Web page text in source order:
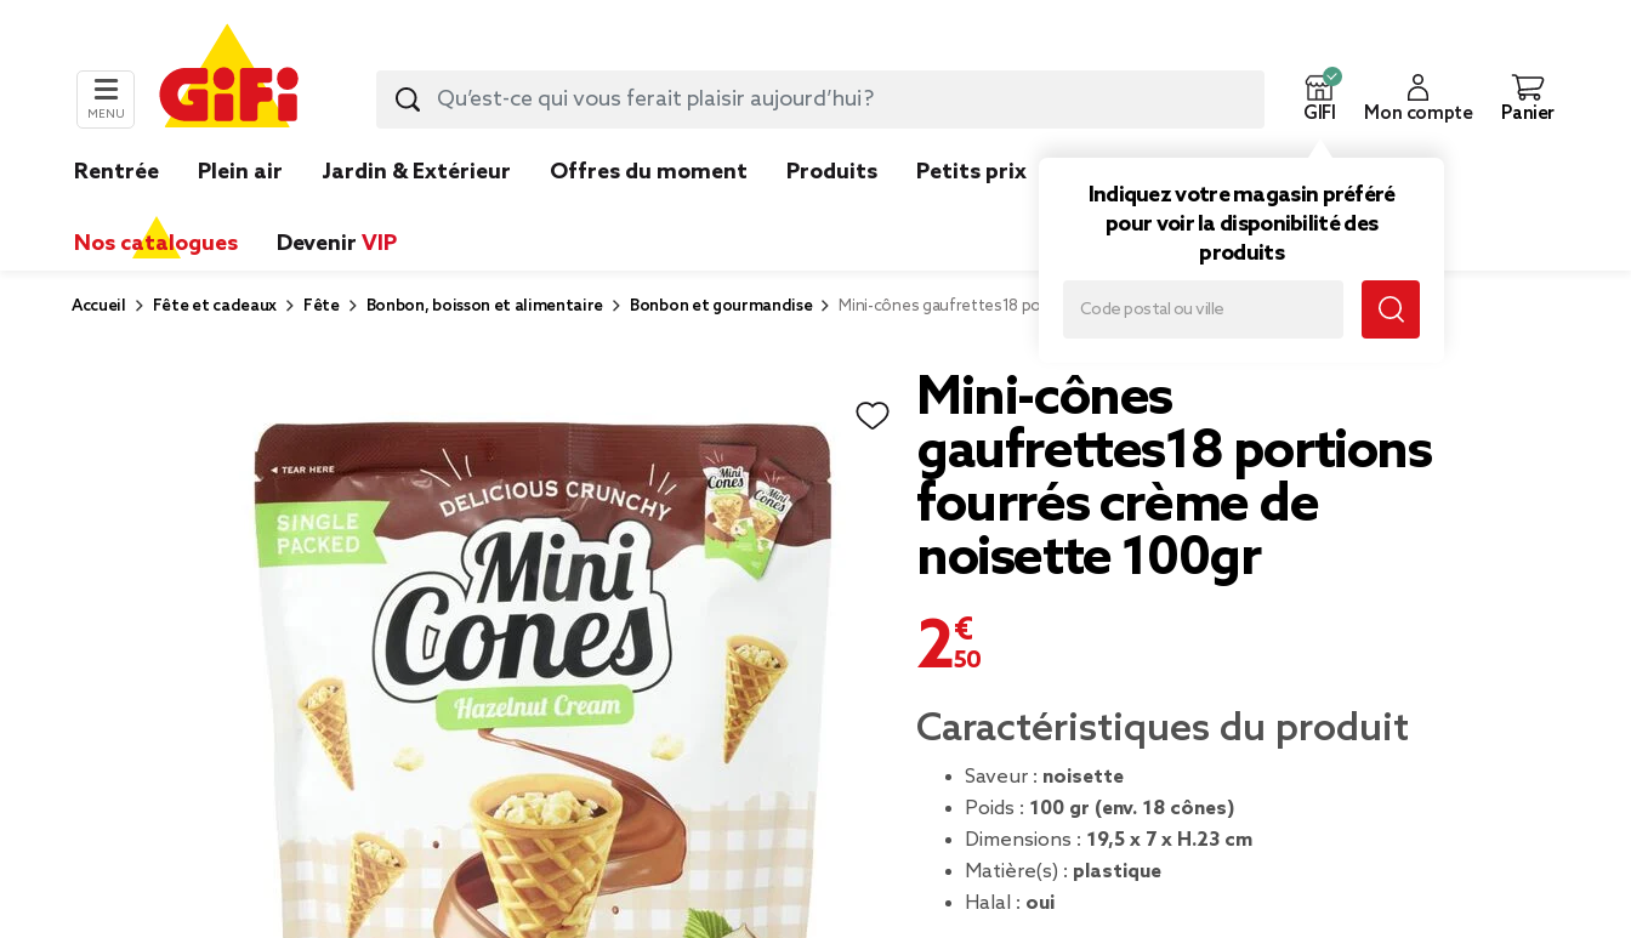
MENU GIFI
Indiquez votre magasin préféré
pour voir la disponibilité des
produits
Mon compte Panier
Rentrée Plein air Jardin & Extérieur Offres du moment Produits Petits prix
Nos catalogues Devenir VIP
Accueil Fête et cadeaux Fête Bonbon, boisson et alimentaire Bonbon et gourmandise Mini-cônes gaufrettes18 portions fourrés crème de noisette 100gr
Mini-cônes
gaufrettes18 portions
fourrés crème de
noisette 100gr
2,50 €
Caractéristiques du produit
Saveur : noisette
Poids : 100 gr (env. 18 cônes)
Dimensions : 19,5 x 7 x H.23 cm
Matière(s) : plastique
Halal : oui